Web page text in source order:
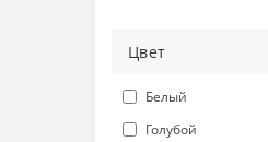
Цвет
Белый
Голубой